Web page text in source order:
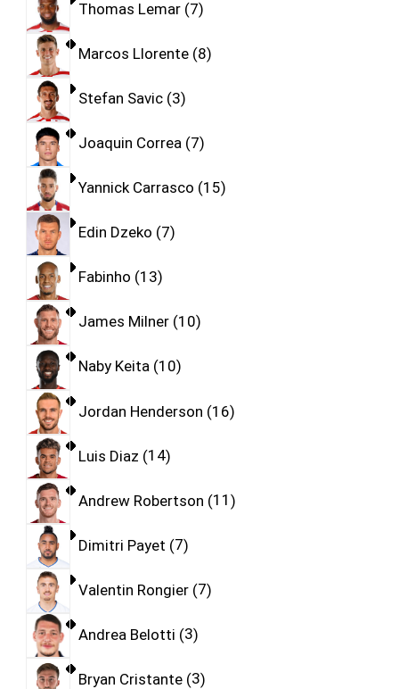
Thomas Lemar 7
Marcos Llorente 8
Stefan Savic 3
Joaquin Correa 7
Yannick Carrasco 15
Edin Dzeko 7
Fabinho 13
James Milner 10
Naby Keita 10
Jordan Henderson 16
Luis Diaz 14
Andrew Robertson 11
Dimitri Payet 7
Valentin Rongier 7
Andrea Belotti 3
Bryan Cristante 3